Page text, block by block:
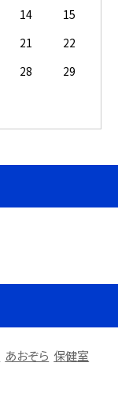
14
15
21
22
28
29
あおぞら 保健室